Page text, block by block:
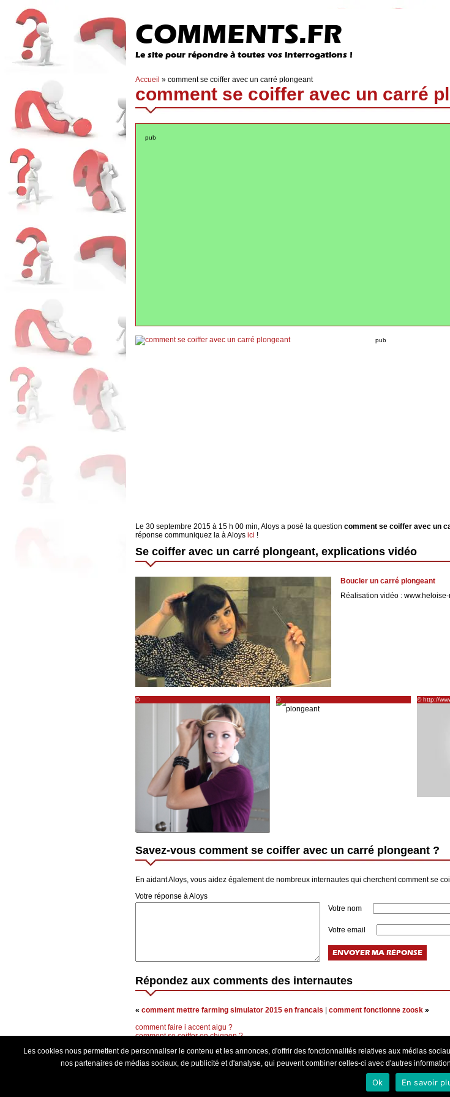
COMMENTS.FR
Le site pour répondre à toutes vos interrogations !
Accueil » comment se coiffer avec un carré plongeant
comment se coiffer avec un carré
pub
pub
Le 30 septembre 2015 à 15 h 00 min, Aloys a posé la question comment se coiffer avec un
réponse communiquez la à Aloys ici !
Se coiffer avec un carré plongeant, explications vidéo
Boucler un carré plongeant
Réalisation vidéo :
©
http://www.accessoirescheveuxchic.com/blog/coiffure/coupe-
©
http://www.etpourquoipascoline.fr/2012/03/tuto-
tifs-3-coiffures-pour-cheveux-courts/
© http://
Savez-vous comment se coiffer avec un carré plongeant ?
En aidant Aloys, vous aidez également de nombreux internautes qui cherchent comment se
Votre réponse à Aloys
Votre nom
Votre email
Répondez aux comments des internautes
« comment mettre farming simulator 2015 en francais comment fonctionne zoosk»
comment faire i accent aigu ?
comment se coiffer en chignon ?
comment maigrir 5k par semaine ?
comment dessiner yugo ?
Les cookies nous permettent de personnaliser le contenu et les annonces, d'offrir des fonctionnalités relatives aux médias
nos partenaires de médias sociaux, de publicité et d'analyse, qui peuvent combiner celles-ci avec d'autres
Ok En savoir